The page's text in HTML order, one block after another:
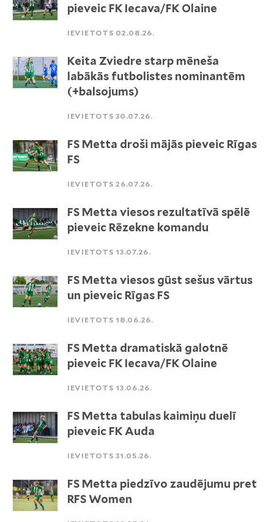
pieveic FK Iecava/FK Olaine
IEVIETOTS 02.08.26.
Keita Zviedre starp mēneša
labākās futbolistes nominantēm
(+balsojums)
IEVIETOTS 30.07.26.
FS Metta droši mājās pieveic Rīgas
FS
IEVIETOTS 26.07.26.
FS Metta viesos rezultatīvā spēlē
pieveic Rēzekne komandu
IEVIETOTS 13.07.26.
FS Metta viesos gūst sešus vārtus
un pieveic Rīgas FS
IEVIETOTS 18.06.26.
FS Metta dramatiskā galotnē
pieveic FK Iecava/FK Olaine
IEVIETOTS 13.06.26.
FS Metta tabulas kaimiņu duelī
pieveic FK Auda
IEVIETOTS 31.05.26.
FS Metta piedzīvo zaudējumu pret
RFS Women